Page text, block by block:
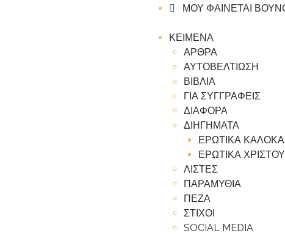
ΜΟΥ ΦΑΙΝΕΤΑΙ
ΚΕΙΜΕΝΑ
ΑΡΘΡΑ
ΑΥΤΟΒΕΛΤΙΩΣΗ
ΒΙΒΛΙΑ
ΓΙΑ ΣΥΓΓΡΑΦΕΙΣ
ΔΙΑΦΟΡΑ
ΔΙΗΓΗΜΑΤΑ
ΕΡΩΤΙΚΑ
ΕΡΩΤΙΚΑ
ΛΙΣΤΕΣ
ΠΑΡΑΜΥΘΙΑ
ΠΕΖΑ
ΣΤΙΧΟΙ
SOCIAL MEDIA